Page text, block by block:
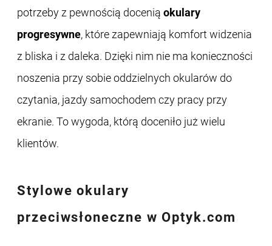
potrzeby z pewnością docenią okulary
progresywne, które zapewniają komfort widzenia
z bliska i z daleka. Dzięki nim nie ma konieczności
noszenia przy sobie oddzielnych okularów do
czytania, jazdy samochodem czy pracy przy
ekranie. To wygoda, którą doceniło już wielu
klientów.
Styloweokulary
przeciwsłoneczne w Optyk.com